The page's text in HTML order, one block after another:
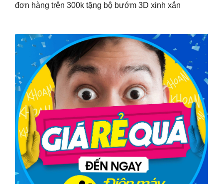
đơn hàng trên 300k tặng bộ bướm 3D xinh xắn